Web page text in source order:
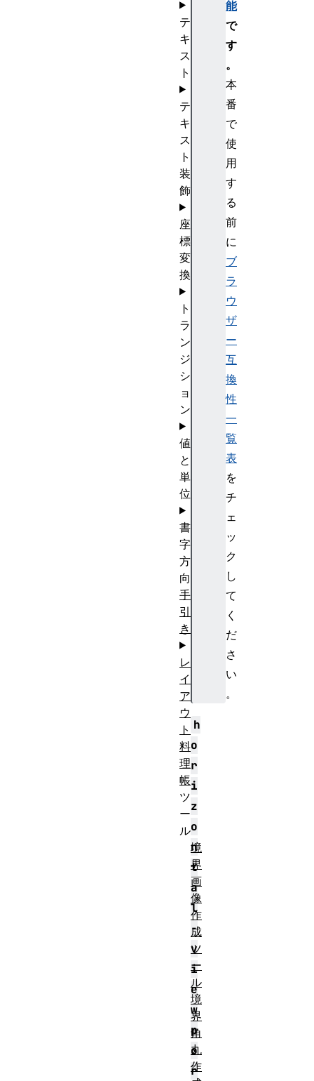
能
で
す
。
本
番
で
使
用
す
る
前
に
ブ
ラ
ウ
ザ
ー
互
換
性
一
覧
表
を
チ
ェ
ッ
ク
し
て
く
だ
さ
い
。
h
o
r
i
z
o
n
t
a
l
-
v
i
e
w
p
o
r
テ
キ
ス
ト
テ
キ
ス
ト
装
飾
座
標
変
換
ト
ラ
ン
ジ
シ
ョ
ン
値
と
単
位
書
字
方
向
手
引
き
レ
イ
ア
ウ
ト
料
理
帳
ツ
ー
ル
境
界
画
像
作
成
ツ
ー
ル
境
界
角
丸
作